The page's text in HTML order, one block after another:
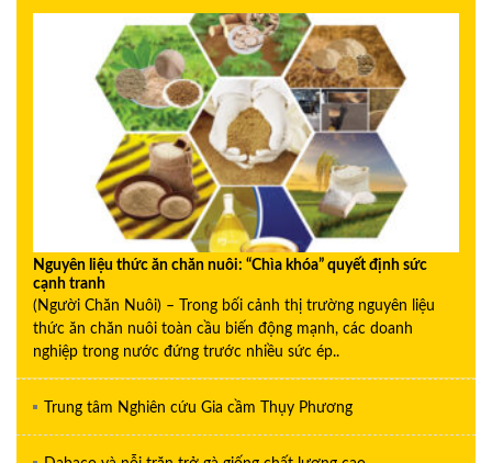
Nguyên liệu thức ăn chăn nuôi: “Chìa khóa” quyết định sức
cạnh tranh
(Người Chăn Nuôi) – Trong bối cảnh thị trường nguyên liệu
thức ăn chăn nuôi toàn cầu biến động mạnh, các doanh
nghiệp trong nước đứng trước nhiều sức ép..
Trung tâm Nghiên cứu Gia cầm Thụy Phương